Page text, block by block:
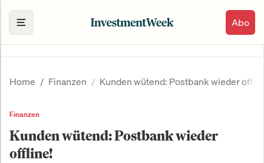
Abo
Home Finanzen Kunden wütend: Postbank wieder
Finanzen
Kunden wütend: Postbank wieder
offline!